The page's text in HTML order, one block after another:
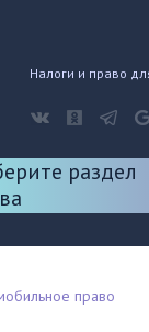
Налоги и право
раздел
право